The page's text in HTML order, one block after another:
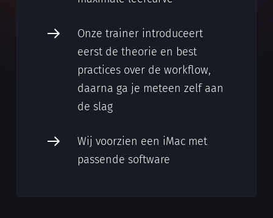
Onze trainer introduceert
eerst de theorie en best
practices over de workflow,
daarna ga je meteen zelf aan
de slag
Wij voorzien een iMac met
passende software